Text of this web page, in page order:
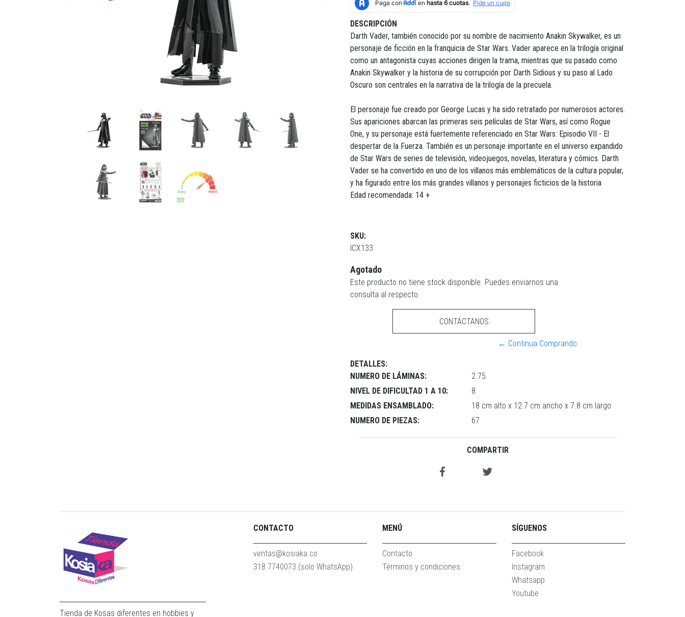
DESCRIPCIÓN
Darth Vader, también conocido por su nombre de nacimiento Anakin Skywalker, es un
personaje de ficción en la franquicia de Star Wars. Vader aparece en la trilogía original
como un antagonista cuyas acciones dirigen la trama, mientras que su pasado como
Anakin Skywalker y la historia de su corrupción por Darth Sidious y su paso al Lado
Oscuro son centrales en la narrativa de la trilogía de la precuela.
El personaje fue creado por George Lucas y ha sido retratado por numerosos actores.
Sus apariciones abarcan las primeras seis películas de Star Wars, así como Rogue
One, y su personaje está fuertemente referenciado en Star Wars: Episodio VII - El
despertar de la Fuerza. También es un personaje importante en el universo expandido
de Star Wars de series de televisión, videojuegos, novelas, literatura y cómics. Darth
Vader se ha convertido en uno de los villanos más emblemáticos de la cultura popular,
y ha figurado entre los más grandes villanos y personajes ficticios de la historia
Edad recomendada: 14 +
SKU:
ICX133
Agotado
Este producto no tiene stock disponible. Puedes enviarnos una
consulta al respecto.
CONTÁCTANOS
← Continua Comprando
DETALLES:
NUMERO DE LÁMINAS:
2.75
NIVEL DE DIFICULTAD 1 A 10:
8
MEDIDAS ENSAMBLADO:
18 cm alto x 12.7 cm ancho x 7.8 cm largo
NUMERO DE PIEZAS:
67
COMPARTIR
Tienda de Kosas diferentes en hobbies y
CONTACTO
ventas@kosiaka.co
318 7740073 (solo WhatsApp)
MENÚ
Contacto
Términos y condiciones
SÍGUENOS
Facebook
Instagram
Whatsapp
Youtube